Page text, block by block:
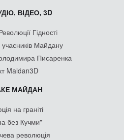
ВІДЕО, 3D
Гідності
учасників Майдану
Писаренка
Maidan3D
МАЙДАН
на граніті
без Кучми"
революція